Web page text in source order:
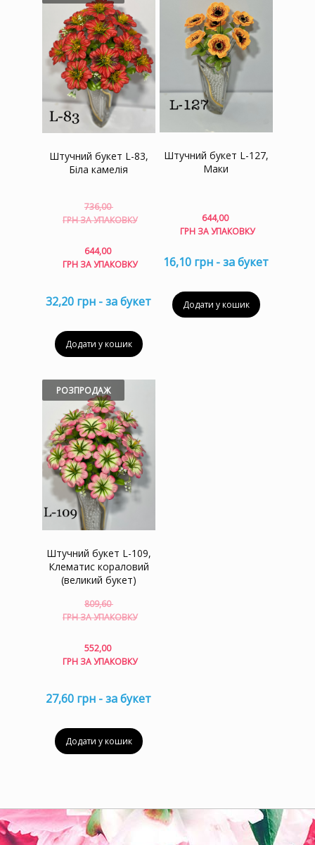
Штучний букет L-83,
Біла камелія
736,00
ГРН ЗА УПАКОВКУ
Оригінальна
упаковку.
644,00
ГРН ЗА УПАКОВКУціна:
упаковку.
32,20 грн - за букет
Додати у кошик
Штучний букет L-127,
Маки
644,00
ГРН ЗА УПАКОВКУ
16,10 грн - за букет
Додати у кошик
РОЗПРОДАЖ
Штучний букет L-109,
Клематис кораловий
(великий букет)
809,60
ГРН ЗА УПАКОВКУ
552,00
ГРН ЗА УПАКОВКУціна:
упаковку.
27,60 грн - за букет
Додати у кошик